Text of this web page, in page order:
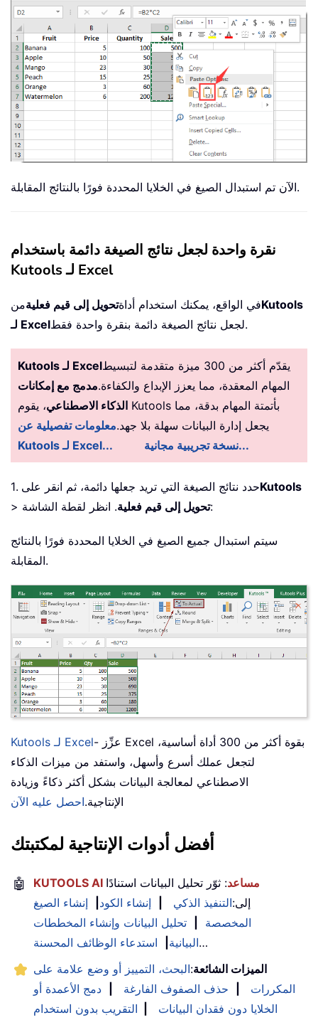
الآن تم استبدال الصيغ في الخلايا المحددة فورًا بالنتائج المقابلة.
نقرة واحدة لجعل نتائج الصيغة دائمة باستخدام
Kutools لـ Excel
في الواقع، يمكنك استخدام أداةتحويل إلى قيم فعليةمن
Kutools
لـ Excel
لجعل نتائج الصيغة دائمة بنقرة واحدة فقط.
Kutools لـ Excelيقدّم أكثر من 300 ميزة متقدمة لتبسيط
المهام المعقدة، مما يعزز الإبداع والكفاءة.مدمج مع إمكانات
الذكاء الاصطناعي، يقوم Kutools بأتمتة المهام بدقة، مما
يجعل إدارة البيانات سهلة بلا جهد.معلومات تفصيلية عن
Kutools لـ Excel...
نسخة تجريبية مجانية...
1. حدد نتائج الصيغة التي تريد جعلها دائمة، ثم انقر علىKutools
>
تحويل إلى قيم فعلية. انظر لقطة الشاشة:
سيتم استبدال جميع الصيغ في الخلايا المحددة فورًا بالنتائج
المقابلة.
Kutools لـ Excel- عزِّز Excel بقوة أكثر من 300 أداة أساسية،
لتجعل عملك أسرع وأسهل، واستفد من ميزات الذكاء
الاصطناعي لمعالجة البيانات بشكل أكثر ذكاءً وزيادة
الإنتاجية.احصل عليه الآن
أفضل أدوات الإنتاجية لمكتبتك
🤖 KUTOOLS AI مساعد: ثوّر تحليل البيانات استنادًا
إلى:التنفيذ الذكي إنشاء الكود
إنشاء الصيغ
المخصصة
تحليل البيانات وإنشاء المخططات
البيانية
استدعاء الوظائف المحسنة
…
الميزات الشائعة:البحث، التمييز أو وضع علامة على
المكررات
حذف الصفوف الفارغة
دمج الأعمدة أو
الخلايا دون فقدان البيانات
التقريب بدون استخدام